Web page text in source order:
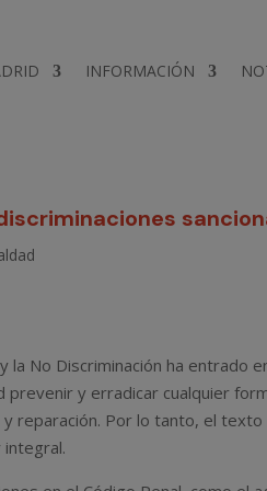
INFORMACIÓN
la No Discriminación ha entrado
prevenir y erradicar cualquier
reparación. Por lo tanto, el
integral.